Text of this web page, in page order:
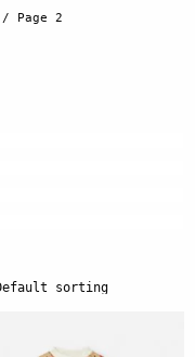
/ Page 2